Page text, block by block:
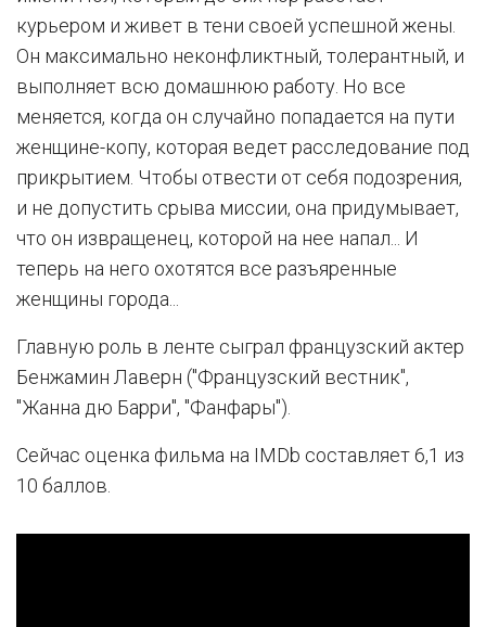
курьером и живет в тени своей успешной жены.
Он максимально неконфликтный, толерантный, и
выполняет всю домашнюю работу. Но все
меняется, когда он случайно попадается на пути
женщине-копу, которая ведет расследование под
прикрытием. Чтобы отвести от себя подозрения,
и не допустить срыва миссии, она придумывает,
что он извращенец, которой на нее напал... И
теперь на него охотятся все разъяренные
женщины города...
Главную роль в ленте сыграл французский актер
Бенжамин Лаверн ("Французский вестник",
"Жанна дю Барри", "Фанфары").
Сейчас оценка фильма на IMDb составляет 6,1 из
10 баллов.